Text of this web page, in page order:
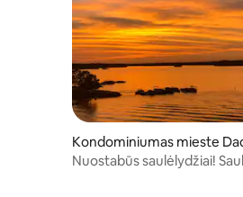
Kondominiumas mieste
e
Nuostabūs saulėlydžiai!